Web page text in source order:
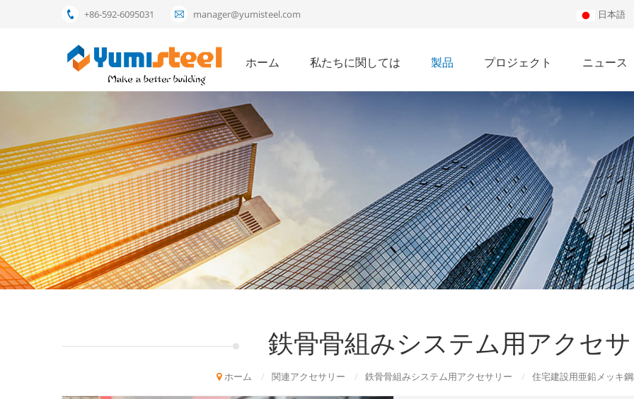
+86-592-6095031 manager@yumisteel.com 日本語
ホーム 私たちに関しては 製品 プロジェクト ニュース
鉄骨骨組みシステム用アクセ
ホーム / 関連アクセサリー / 鉄骨骨組みシステム用アクセサリー / 住宅建設用亜鉛メッキ